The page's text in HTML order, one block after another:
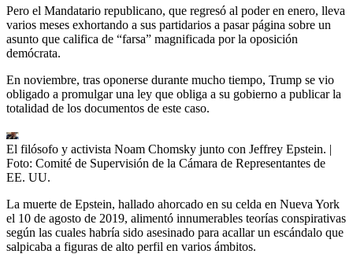
Pero el Mandatario republicano, que regresó al poder en enero, lleva
varios meses exhortando a sus partidarios a pasar página sobre un
asunto que califica de “farsa” magnificada por la oposición
demócrata.
En noviembre, tras oponerse durante mucho tiempo, Trump se vio
obligado a promulgar una ley que obliga a su gobierno a publicar la
totalidad de los documentos de este caso.
El filósofo y activista Noam Chomsky junto con Jeffrey Epstein. |
Foto: Comité de Supervisión de la Cámara de Representantes de
EE. UU.
La muerte de Epstein, hallado ahorcado en su celda en Nueva York
el 10 de agosto de 2019, alimentó innumerables teorías conspirativas
según las cuales habría sido asesinado para acallar un escándalo que
salpicaba a figuras de alto perfil en varios ámbitos.